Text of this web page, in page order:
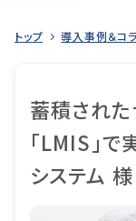
機能
目的から選ぶ
トップ 導入事例＆コ
蓄積され
「LMIS」
システム 様